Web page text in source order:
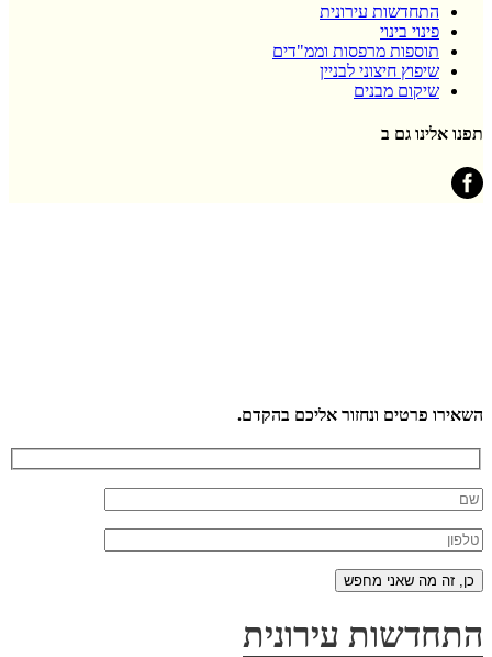
התחדשות עירונית
פינוי בינוי
תוספות מרפסות וממ"דים
שיפוץ חיצוני לבניין
שיקום מבנים
תפנו אלינו גם ב
השאירו פרטים ונחזור אליכם בהקדם.
התחדשות עירונית